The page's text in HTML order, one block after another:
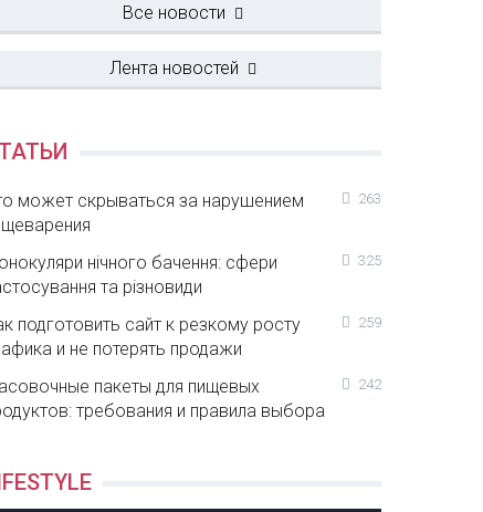
Все новости
Лента новостей
может скрываться за нарушением
263
нічного бачення: сфери
та різновиди
325
подготовить сайт к резкому росту
и не потерять продажи
259
пакеты для пищевых
требования и правила выбора
242